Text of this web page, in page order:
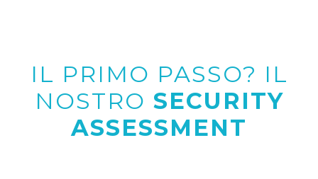
IL PRIMO PASSO? IL
NOSTRO SECURITY
ASSESSMENT